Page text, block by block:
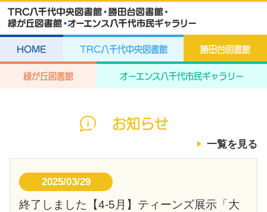
HOME TRC八千代中央図書館 勝田台図書館
緑が丘図書館 オーエンス八千代市民ギャラリー
お知らせ
一覧を見る
2025/03/29
終了しました【4-5月】ティーンズ展示「大